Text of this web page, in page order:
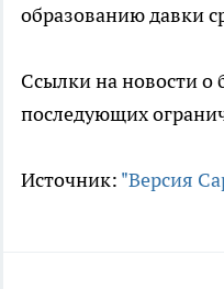
образованию давки
Ссылки на новости о
последующих
Источник: "Версия